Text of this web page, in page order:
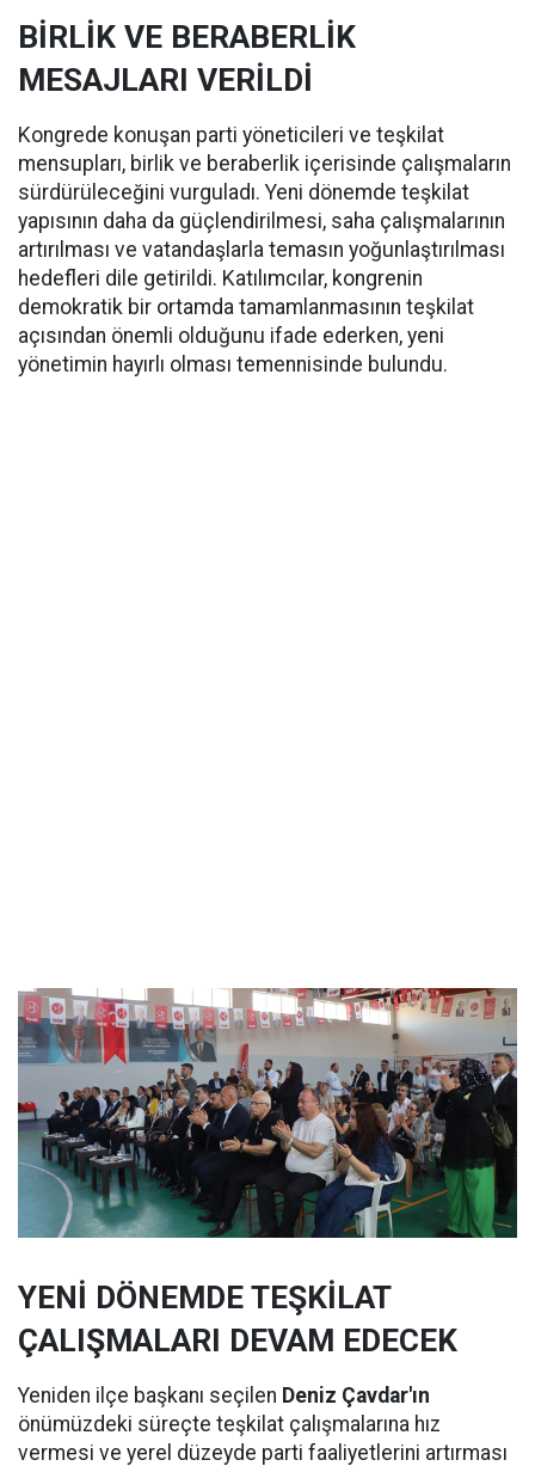
BİRLİK VE BERABERLİK
MESAJLARI VERİLDİ
Kongrede konuşan parti yöneticileri ve teşkilat
mensupları, birlik ve beraberlik içerisinde çalışmaların
sürdürüleceğini vurguladı. Yeni dönemde teşkilat
yapısının daha da güçlendirilmesi, saha çalışmalarının
artırılması ve vatandaşlarla temasın yoğunlaştırılması
hedefleri dile getirildi. Katılımcılar, kongrenin
demokratik bir ortamda tamamlanmasının teşkilat
açısından önemli olduğunu ifade ederken, yeni
yönetimin hayırlı olması temennisinde bulundu.
YENİ DÖNEMDE TEŞKİLAT
ÇALIŞMALARI DEVAM EDECEK
Yeniden ilçe başkanı seçilen Deniz Çavdar'ın
önümüzdeki süreçte teşkilat çalışmalarına hız
vermesi ve yerel düzeyde parti faaliyetlerini artırması